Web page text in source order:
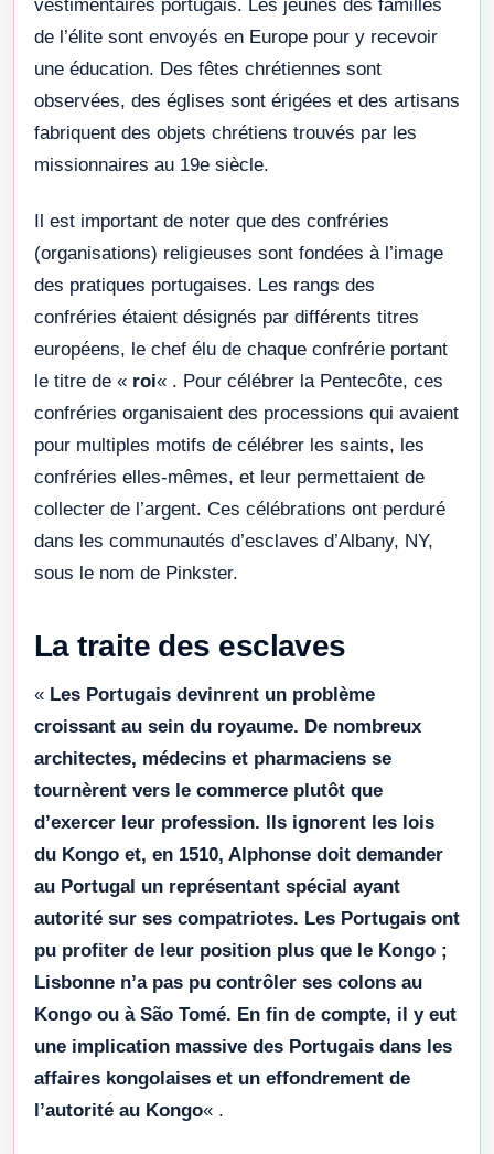
vestimentaires portugais. Les jeunes des familles
de l’élite sont envoyés en Europe pour y recevoir
une éducation. Des fêtes chrétiennes sont
observées, des églises sont érigées et des artisans
fabriquent des objets chrétiens trouvés par les
missionnaires au 19e siècle.
Il est important de noter que des confréries
(organisations) religieuses sont fondées à l’image
des pratiques portugaises. Les rangs des
confréries étaient désignés par différents titres
européens, le chef élu de chaque confrérie portant
le titre de « roi« . Pour célébrer la Pentecôte, ces
confréries organisaient des processions qui avaient
pour multiples motifs de célébrer les saints, les
confréries elles-mêmes, et leur permettaient de
collecter de l’argent. Ces célébrations ont perduré
dans les communautés d’esclaves d’Albany, NY,
sous le nom de Pinkster.
La traite des esclaves
« Les Portugais devinrent un problème
croissant au sein du royaume. De nombreux
architectes, médecins et pharmaciens se
tournèrent vers le commerce plutôt que
d’exercer leur profession. Ils ignorent les lois
du Kongo et, en 1510, Alphonse doit demander
au Portugal un représentant spécial ayant
autorité sur ses compatriotes. Les Portugais ont
pu profiter de leur position plus que le Kongo ;
Lisbonne n’a pas pu contrôler ses colons au
Kongo ou à São Tomé. En fin de compte, il y eut
une implication massive des Portugais dans les
affaires kongolaises et un effondrement de
l’autorité au Kongo« .